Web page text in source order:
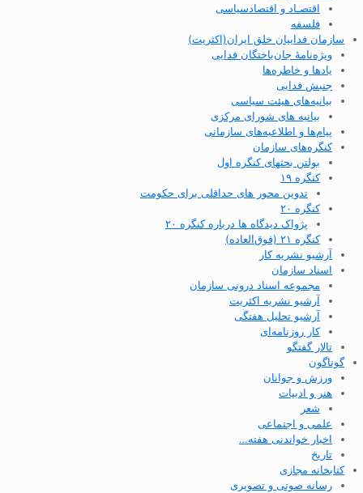
اقتصـاد و اقتصاد‌سیاسی
فلسفه
سازمان فداییان خلق ایران(اکثریت)
ویژه‌نامهٔ جان‌باختگان فدایی
یادها و خاطره‌ها
جنبش فدایی
بیانیه‌های هیئت سیاسی
بیانیه های شورای مرکزی
پیام‌ها و اطلاعیه‌های سازمانی
کنگره‌های سازمان
بولتن بحثهای کنگره اول
کنگره ۱۹
تدوین محور های حداقلی برای حکومت
کنگره ۲۰
پژواک دیدگاه ها درباره کنگره ۲۰
کنگره ۲۱ (فوق‌العاده)
آرشیو نشریه کار
اسناد سازمان
مجموعه اسناد درونی سازمان
آرشیو نشریه اکثریت
آرشیو تحلیل هفتگی
کار روزنامه‌ای
تالار گفتگو
گوناگون
ورزش و جوانان
هنر و ادبیات
شعر
علمی و اجتماعی
اخبار خواندنی هفته…
تاریخ
کتابخانه مجازی
رسانه صوتی و تصویری